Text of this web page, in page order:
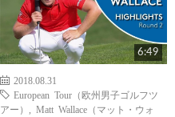
6:49
2018.08.31
European Tour（欧州男子ゴルフツ
アー）
Matt Wallace（マット・ウォ